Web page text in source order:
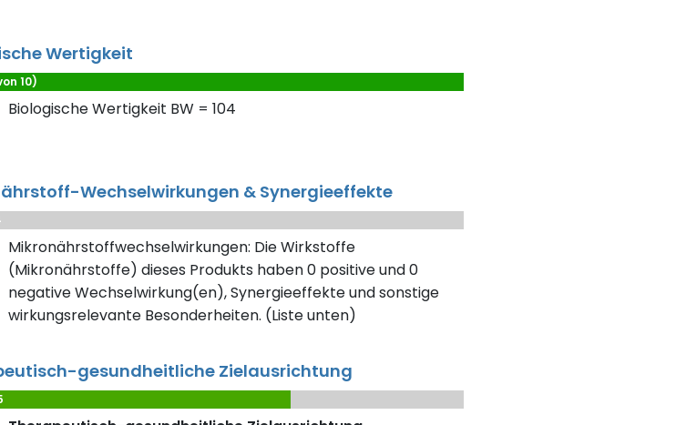
Wertigkeit
10)
Biologische Wertigkeit BW = 104
Wechselwirkungen & Synergieeffekte
Mikronährstoffwechselwirkungen: Die Wirkstoffe
(Mikronährstoffe) dieses Produkts haben 0 positive und 0
negative Wechselwirkung(en), Synergieeffekte und sonstige
wirkungsrelevante Besonderheiten. (Liste unten)
gesundheitliche Zielausrichtung